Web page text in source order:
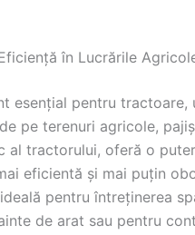
în Lucrările
esențial pentru tractoare,
pe terenuri agricole,
al tractorului, oferă o
eficientă și mai puțin
pentru întreținerea
de arat sau pentru